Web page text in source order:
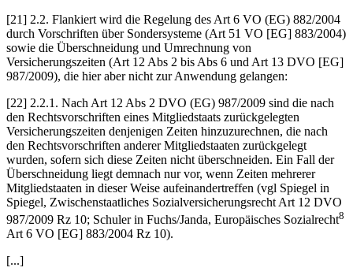
[21] 2.2. Flankiert wird die Regelung des Art 6 VO (EG) 882/2004
durch Vorschriften über Sondersysteme (Art 51 VO [EG] 883/2004)
sowie die Überschneidung und Umrechnung von
Versicherungszeiten (Art 12 Abs 2 bis Abs 6 und Art 13 DVO [EG]
987/2009), die hier aber nicht zur Anwendung gelangen:
[22] 2.2.1. Nach Art 12 Abs 2 DVO (EG) 987/2009 sind die nach
den Rechtsvorschriften eines Mitgliedstaats zurückgelegten
Versicherungszeiten denjenigen Zeiten hinzuzurechnen, die nach
den Rechtsvorschriften anderer Mitgliedstaaten zurückgelegt
wurden, sofern sich diese Zeiten nicht überschneiden. Ein Fall der
Überschneidung liegt demnach nur vor, wenn Zeiten mehrerer
Mitgliedstaaten in dieser Weise aufeinandertreffen (vgl Spiegel in
Spiegel, Zwischenstaatliches Sozialversicherungsrecht Art 12 DVO
987/2009 Rz 10; Schulerin Fuchs/Janda, Europäisches Sozialrecht8
Art 6 VO [EG] 883/2004 Rz 10).
[...]